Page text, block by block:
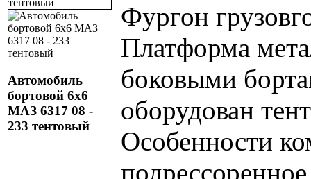
Автомобиль
бортовой 6х6
МАЗ 6317 08 -
233 тентовый
Фургон
Платформа
боковыми
оборудован
Особенности